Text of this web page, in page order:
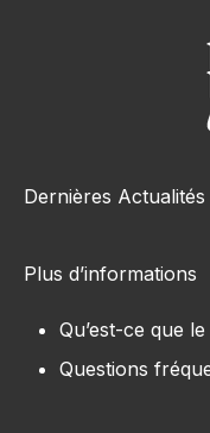
Dernières Actualités
Plus d’informations
Qu’est-ce que
Questions